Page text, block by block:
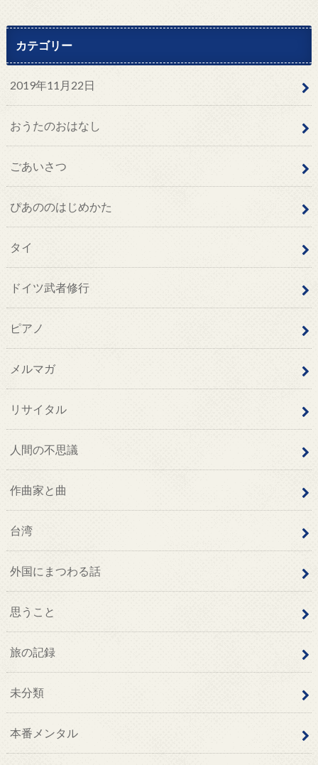
カテゴリー
2019年11月22日
おうたのおはなし
ごあいさつ
ぴあののはじめかた
タイ
ドイツ武者修行
ピアノ
メルマガ
リサイタル
人間の不思議
作曲家と曲
台湾
外国にまつわる話
思うこと
旅の記録
未分類
本番メンタル